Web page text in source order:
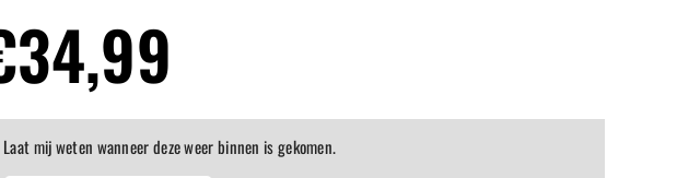
Laat mij weten wanneer deze weer binnen is gekomen.